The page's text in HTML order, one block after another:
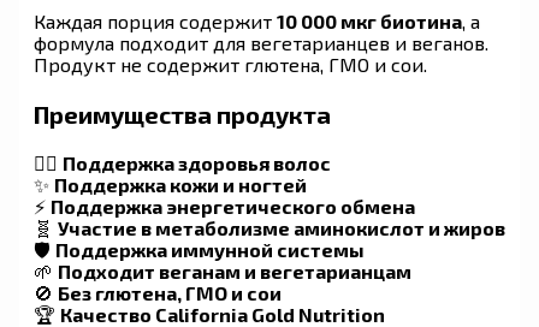
Каждая порция содержит 10 000 мкг биотина , а
формула подходит для вегетарианцев и веганов.
Продукт не содержит глютена, ГМО и сои.
Преимущества продукта
💇‍♀️ Поддержка здоровья волос
✨ Поддержка кожи и ногтей
⚡ Поддержка энергетического обмена
🧬 Участие в метаболизме аминокислот и жиров
🛡️ Поддержка иммунной системы
🌱 Подходит веганам и вегетарианцам
🚫 Без глютена, ГМО и сои
🏆 Качество California Gold Nutrition